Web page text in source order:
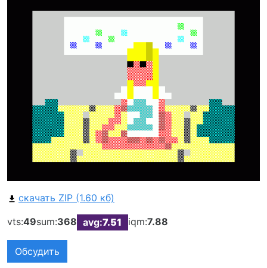
скачать ZIP (1.60 кб)
vts:49sum:368 avg:7.51 iqm:7.88
Обсудить